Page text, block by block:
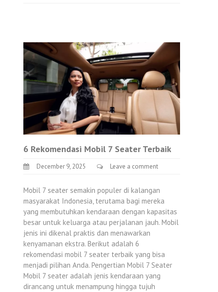
6 Rekomendasi Mobil 7 Seater Terbaik
December 9, 2025 Leave a comment
Mobil 7 seater semakin populer di kalangan
masyarakat Indonesia, terutama bagi mereka
yang membutuhkan kendaraan dengan kapasitas
besar untuk keluarga atau perjalanan jauh. Mobil
jenis ini dikenal praktis dan menawarkan
kenyamanan ekstra. Berikut adalah 6
rekomendasi mobil 7 seater terbaik yang bisa
menjadi pilihan Anda. Pengertian Mobil 7 Seater
Mobil 7 seater adalah jenis kendaraan yang
dirancang untuk menampung hingga tujuh